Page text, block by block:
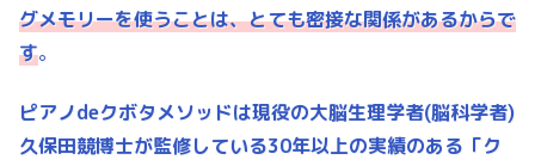
グメモリーを使うことは、とても密接な関係があるからで
す。
ピアノdeクボタメソッドは現役の大脳生理学者(脳科学者)
久保田競博士が監修している30年以上の実績のある「ク